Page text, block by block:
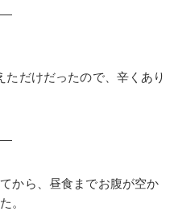
だけだったので、辛くあり
から、昼食までお腹が空か
。